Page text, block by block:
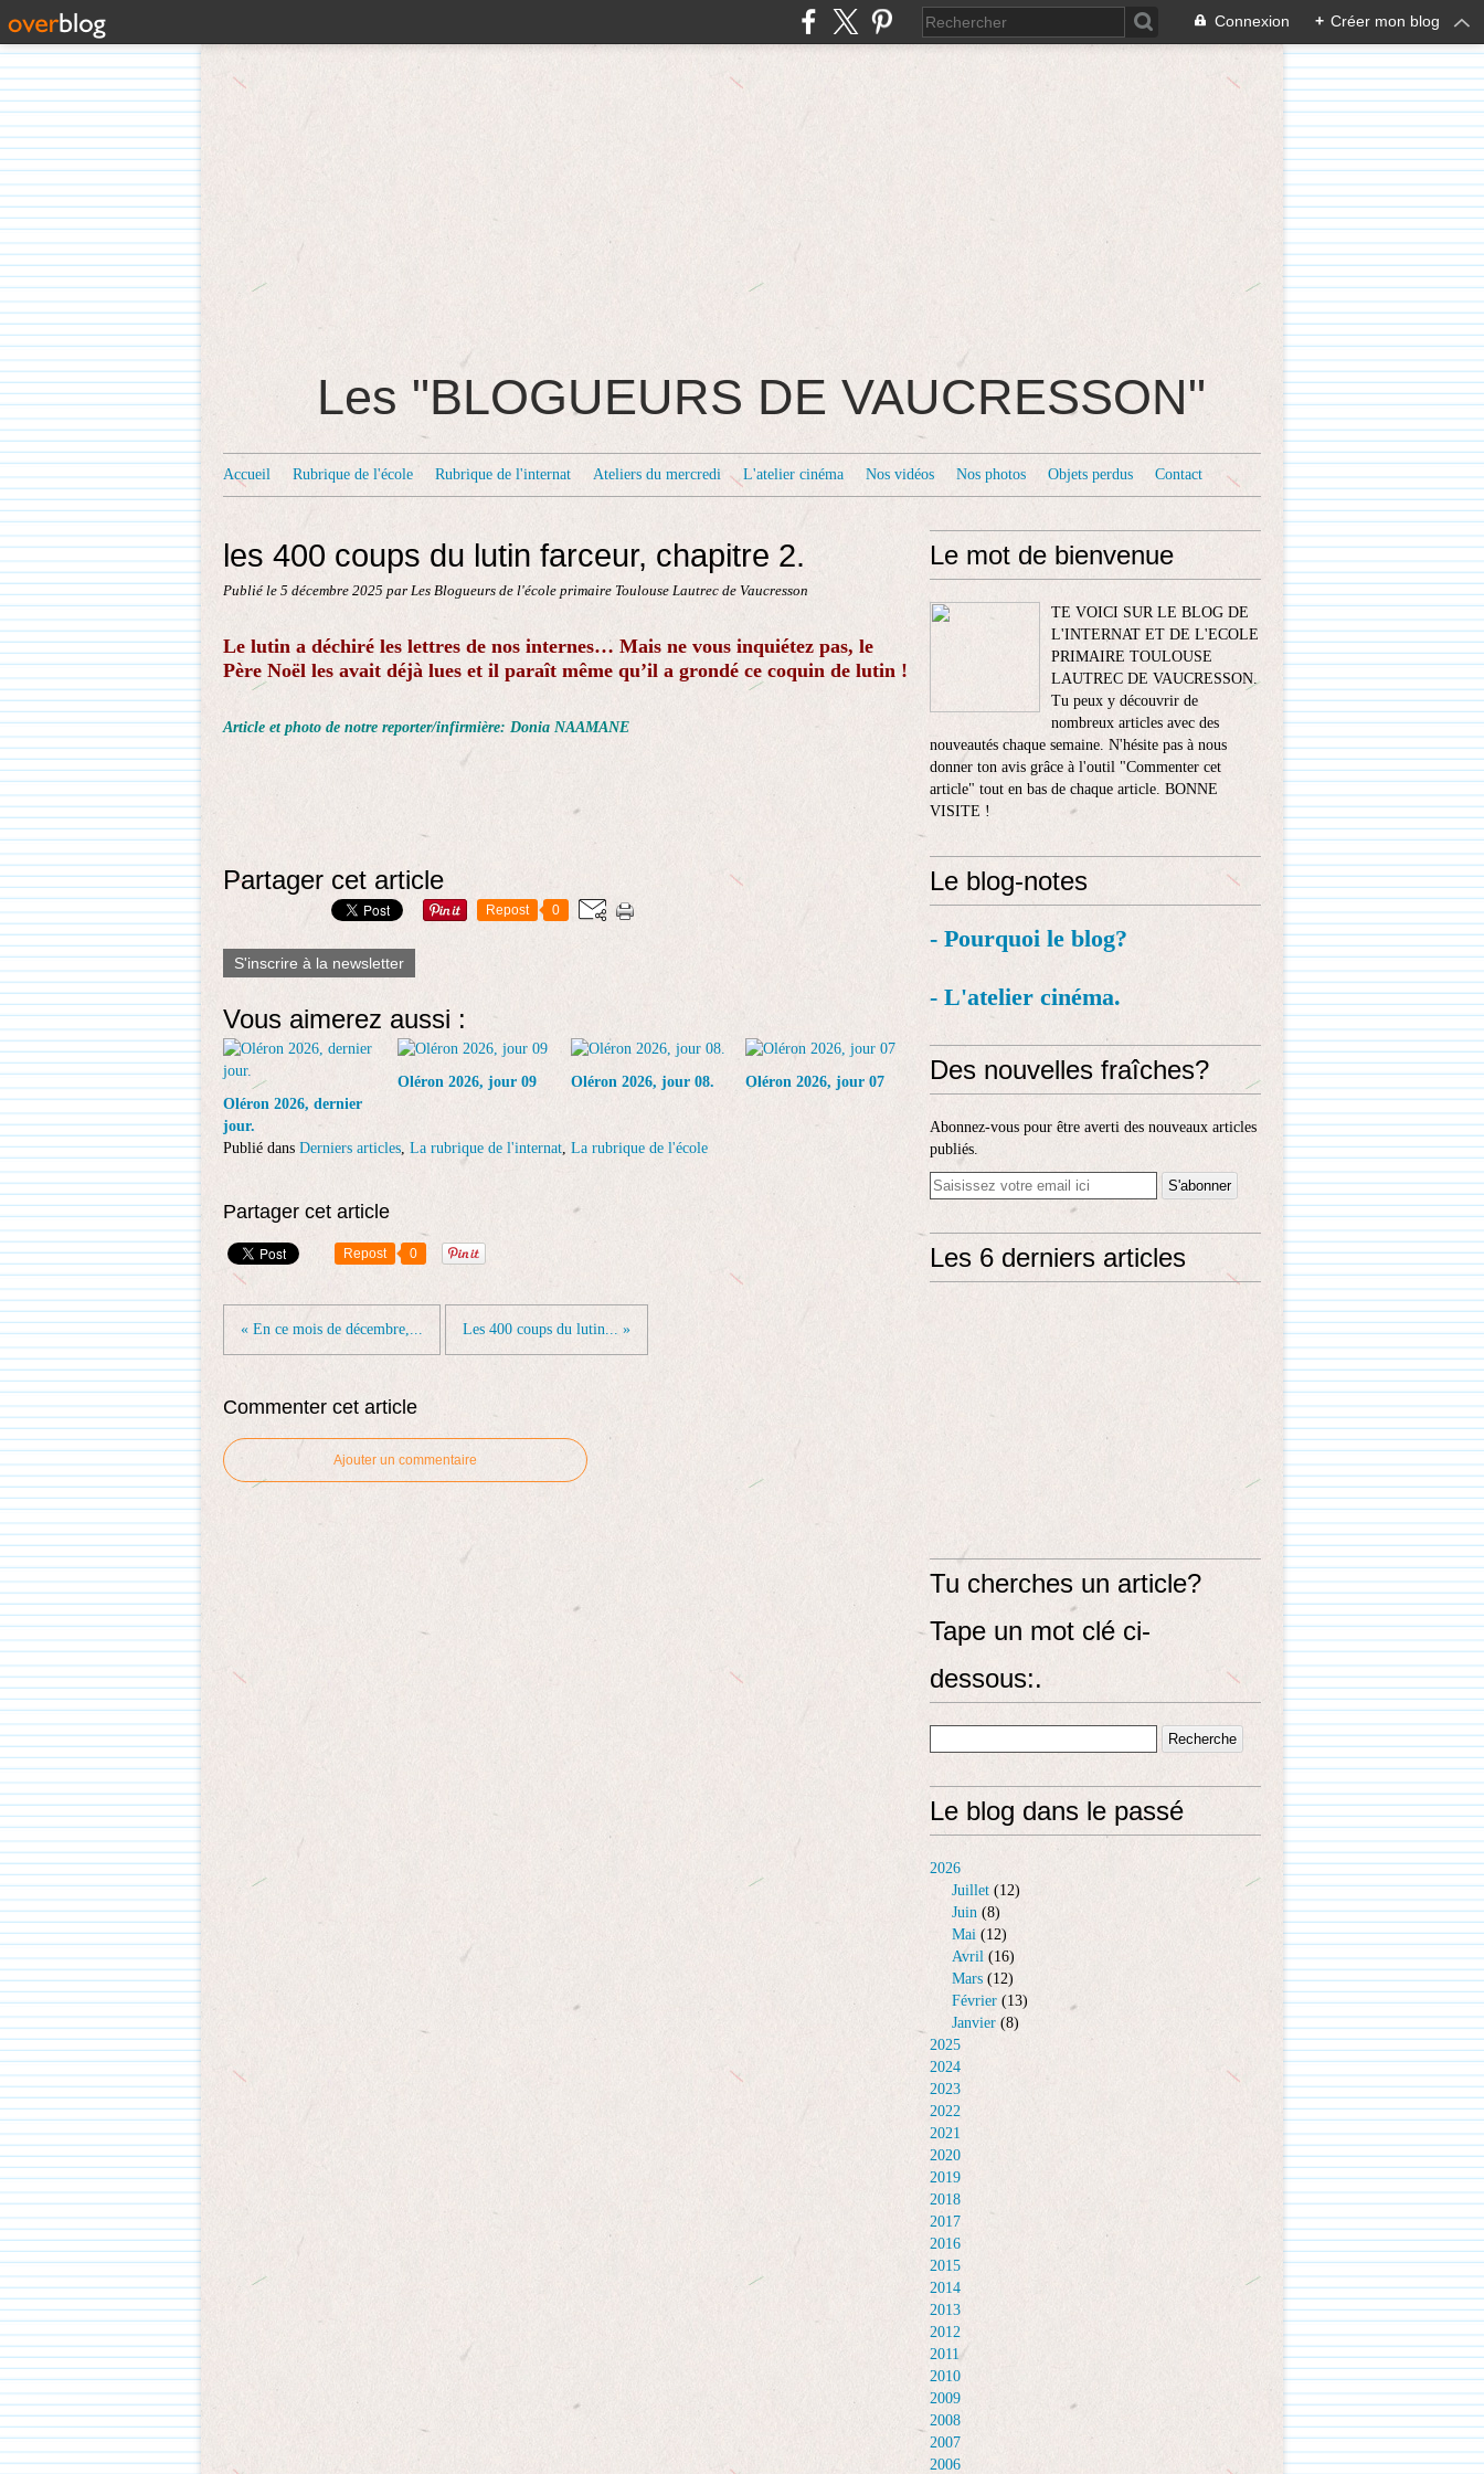
Connexion + Créer mon blog
Les "BLOGUEURS DE VAUCRESSON"
Accueil Rubrique de l'école Rubrique de l'internat Ateliers du mercredi L'atelier cinéma Nos vidéos Nos photos Objets perdus Contact
les 400 coups du lutin farceur, chapitre 2.
Publié le 5 décembre 2025 par Les Blogueurs de l'école primaire Toulouse Lautrec de Vaucresson
Le lutin a déchiré les lettres de nos internes… Mais ne vous inquiétez pas, le
Père Noël les avait déjà lues et il paraît même qu’il a grondé ce coquin de lutin !
Article et photo de notre reporter/infirmière: Donia NAAMANE
Partager cet article
Repost 0
S'inscrire à la newsletter
Vous aimerez aussi :
Oléron 2026, dernier
jour.
Oléron 2026, jour 09 Oléron 2026, jour 08. Oléron 2026, jour 07
Publié dans Derniers articles, La rubrique de l'internat, La rubrique de l'école
Partager cet article
Repost 0
« En ce mois de décembre,... Les 400 coups du lutin... »
Commenter cet article
Ajouter un commentaire
Le mot de bienvenue
TE VOICI SUR LE BLOG DE
L'INTERNAT ET DE L'ECOLE
PRIMAIRE TOULOUSE
LAUTREC DE VAUCRESSON.
Tu peux y découvrir de
nombreux articles avec des
nouveautés chaque semaine. N'hésite pas à nous
donner ton avis grâce à l'outil "Commenter cet
article" tout en bas de chaque article. BONNE
VISITE !
Le blog-notes
- Pourquoi le blog?
- L'atelier cinéma.
Des nouvelles fraîches?
Abonnez-vous pour être averti des nouveaux articles
publiés.
Les 6 derniers articles
Tu cherches un article?
Tape un mot clé ci-
dessous:.
Le blog dans le passé
2026
Juillet (12)
Juin (8)
Mai (12)
Avril (16)
Mars (12)
Février (13)
Janvier (8)
2025
2024
2023
2022
2021
2020
2019
2018
2017
2016
2015
2014
2013
2012
2011
2010
2009
2008
2007
2006